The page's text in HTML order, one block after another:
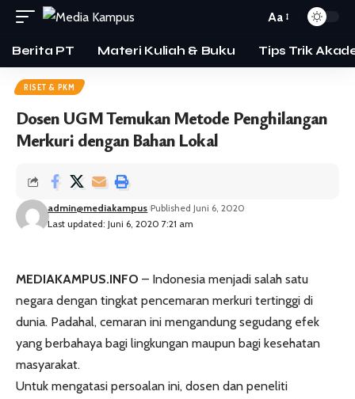
Aa
Berita PT Materi Kuliah & Buku Tips Trik
RISET & PKM
Dosen UGM Temukan Metode Penghilangan
Merkuri dengan Bahan Lokal
Last updated: Juni 6, 2020 7:21 am
admin@mediakampus Published Juni 6, 2020
MEDIAKAMPUS.INFO – Indonesia menjadi salah satu
negara dengan tingkat pencemaran merkuri tertinggi di
dunia. Padahal, cemaran ini mengandung segudang efek
yang berbahaya bagi lingkungan maupun bagi kesehatan
masyarakat.
Untuk mengatasi persoalan ini, dosen dan peneliti